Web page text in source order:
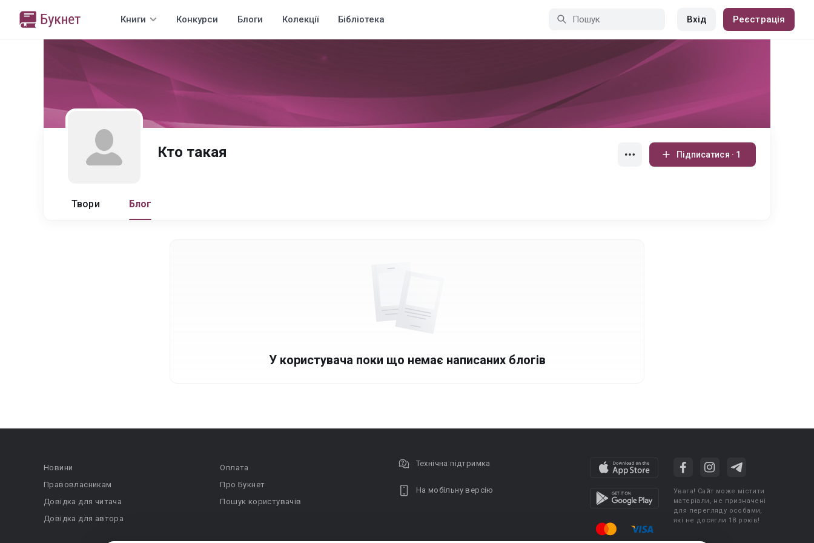
Книги Конкурси Блоги Колекції Бібліотека Вхід Реєстрація
Кто такая Підписатися · 1
Твори Блог
У користувача поки що немає написаних блогів
Новини
Правовласникам
Довідка для читача
Довідка для автора
Оплата
Про Букнет
Пошук користувачів
Технічна підтримка
На мобільну версію
Увага! Сайт може містити
матеріали, не призначені
для перегляду особами,
які не досягли 18 років!